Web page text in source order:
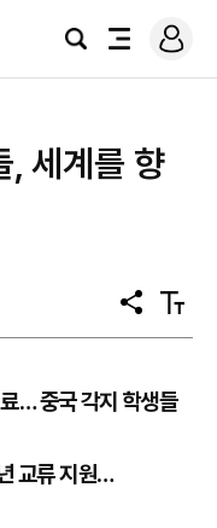
검
전
로
그
, 세계를 향
공
유
텍
스
기
… 중국 각지 학생들
교류 지원…